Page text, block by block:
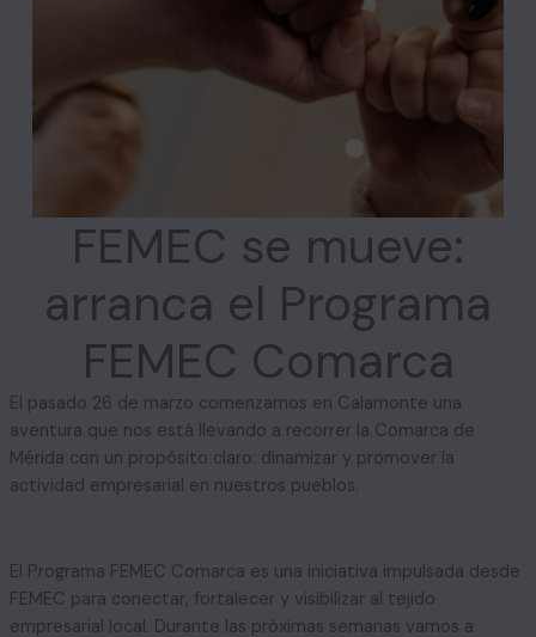
FEMEC se mueve:
arranca el Programa
FEMEC Comarca
El pasado 26 de marzo comenzamos en Calamonte una
aventura que nos está llevando a recorrer la Comarca de
Mérida con un propósito claro: dinamizar y promover la
actividad empresarial en nuestros pueblos.
El Programa FEMEC Comarca es una iniciativa impulsada desde
FEMEC para conectar, fortalecer y visibilizar al tejido
empresarial local. Durante las próximas semanas vamos a